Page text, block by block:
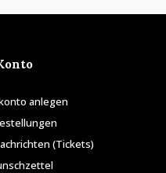
anlegen
(Tickets)